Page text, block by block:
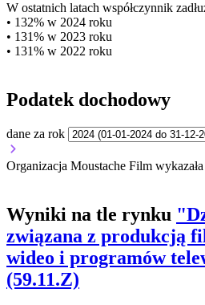
W ostatnich latach współczynnik
• 132% w 2024 roku
• 131% w 2023 roku
• 131% w 2022 roku
Podatek dochodowy
dane za rok
Organizacja Moustache Film
Wyniki na tle rynku
związana z produkcją
wideo i programów
(59.11.Z)